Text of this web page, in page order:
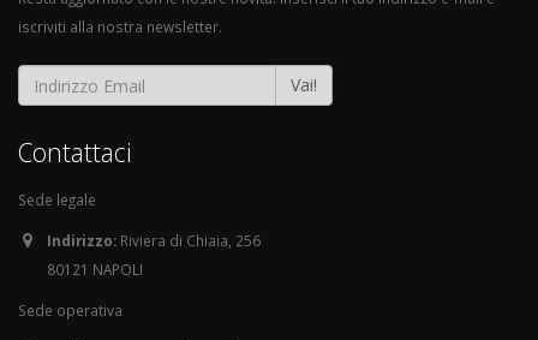
iscriviti alla nostra newsletter.
Vai!
Contattaci
Sede legale
Indirizzo: Riviera di Chiaia, 256
80121 NAPOLI
Sede operativa